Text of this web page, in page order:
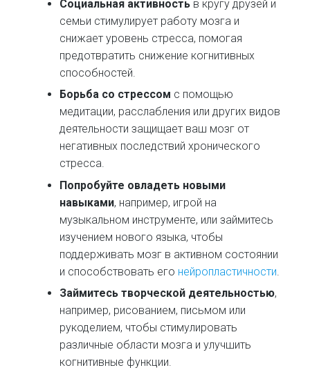
Социальная активность в кругу друзей и
семьи стимулирует работу мозга и
снижает уровень стресса, помогая
предотвратить снижение когнитивных
способностей.
Борьба со стрессом с помощью
медитации, расслабления или других видов
деятельности защищает ваш мозг от
негативных последствий хронического
стресса.
Попробуйте овладеть новыми
навыками, например, игрой на
музыкальном инструменте, или займитесь
изучением нового языка, чтобы
поддерживать мозг в активном состоянии
и способствовать его нейропластичности
Займитесь творческой деятельностью,
например, рисованием, письмом или
рукоделием, чтобы стимулировать
различные области мозга и улучшить
когнитивные функции.